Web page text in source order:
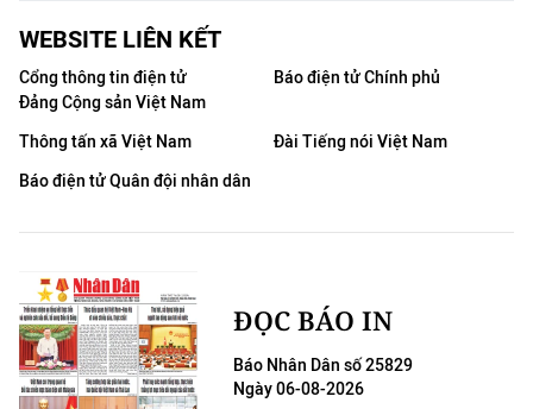
WEBSITE LIÊN KẾT
Cổng thông tin điện tử
Đảng Cộng sản Việt Nam
Báo điện tử Chính phủ
Thông tấn xã Việt Nam
Đài Tiếng nói Việt Nam
Báo điện tử Quân đội nhân dân
ĐỌC BÁO IN
Báo Nhân Dân số 25829
Ngày 06-08-2026